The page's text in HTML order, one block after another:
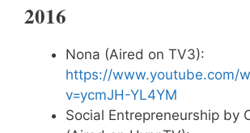
2016
Nona (Aired on TV3):
https://www.youtube.com/
v=ycmJH-YL4YM
Social Entrepreneurship by